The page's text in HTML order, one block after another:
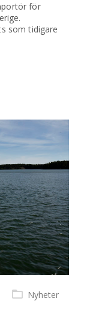
för
som tidigare
Nyheter